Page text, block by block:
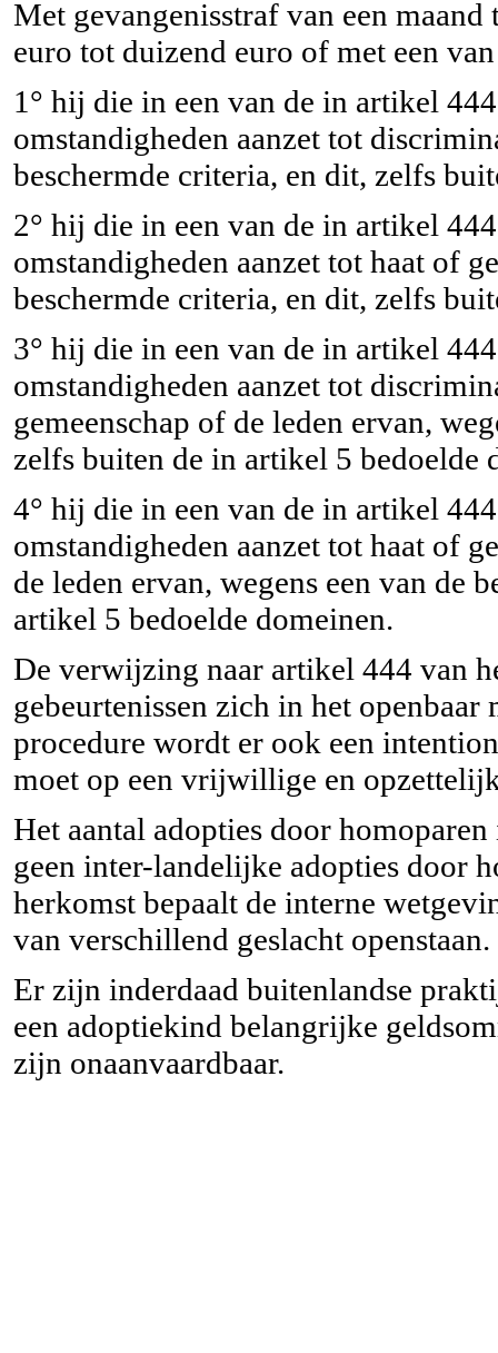
Met gevangenisstraf van een
euro tot duizend euro of met een
1° hij die in een van de in artikel
omstandigheden aanzet tot
beschermde criteria, en dit, zelfs
2° hij die in een van de in artikel
omstandigheden aanzet tot haat of
beschermde criteria, en dit, zelfs
3° hij die in een van de in artikel
omstandigheden aanzet tot
gemeenschap of de leden ervan,
zelfs buiten de in artikel 5 bedoelde
4° hij die in een van de in artikel
omstandigheden aanzet tot haat of
de leden ervan, wegens een van de
artikel 5 bedoelde domeinen.
De verwijzing naar artikel 444 van
gebeurtenissen zich in het
procedure wordt er ook een
moet op een vrijwillige en
Het aantal adopties door
geen inter-landelijke adopties door
herkomst bepaalt de interne
van verschillend geslacht openstaan.
Er zijn inderdaad buitenlandse
een adoptiekind belangrijke
zijn onaanvaardbaar.